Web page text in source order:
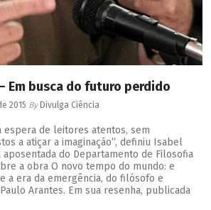
Em busca do futuro perdido
2015 By Divulga Ciência
espera de leitores atentos, sem
a atiçar a imaginação”, definiu Isabel
do Departamento de Filosofia
a obra O novo tempo do mundo: e
a era da emergência, do filósofo e
Arantes. Em sua resenha, publicada